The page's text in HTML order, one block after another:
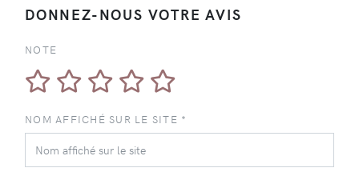
DONNEZ-NOUS VOTRE AVIS
NOTE
NOM AFFICHÉ SUR LE SITE *